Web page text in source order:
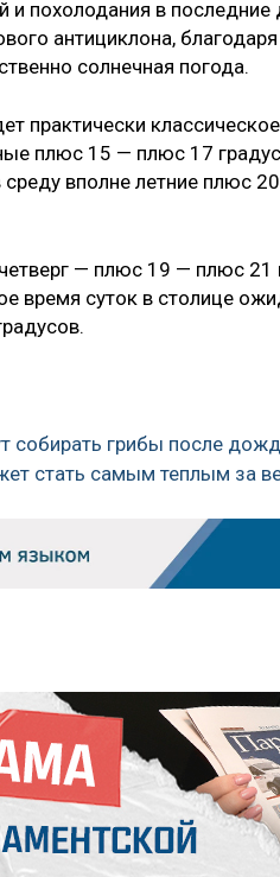
похолодания в последние
антициклона,
солнечная погода.
практически
плюс 15 — плюс 17
вполне летние плюс
— плюс 19 — плюс 21
время суток в столице
собирать грибы после
стать самым теплым за